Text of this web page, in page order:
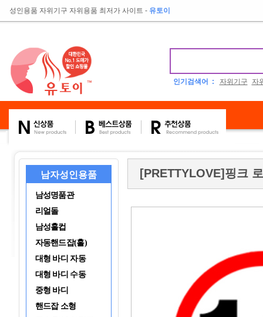
성인용품 자위기구 자위용품 최저가 사이트 - 유토이
인기검색어 : 자위기구 자
남자성인용품
남성명품관
리얼돌
남성홀컵
자동핸드잡(홀)
대형 바디 자동
대형 바디 수동
중형 바디
핸드잡 소형
[PRETTYLOVE]핑크